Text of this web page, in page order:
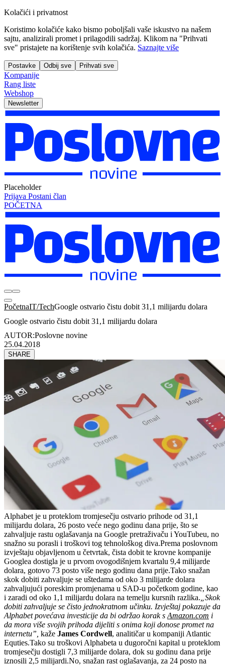
Kolačići i privatnost
Koristimo kolačiće kako bismo poboljšali vaše iskustvo na našem
sajtu, analizirali promet i prilagodili sadržaj. Klikom na "Prihvati
sve" pristajete na korištenje svih kolačića. Saznajte više
Postavke Odbij sve Prihvati sve
Kompanije
Rang liste
Webshop
Newsletter
Placeholder
Prijava Postani član
POČETNA
PočetnaIT/TechGoogle ostvario čistu dobit 31,1 milijardu dolara
Google ostvario čistu dobit 31,1 milijardu dolara
AUTOR:Poslovne novine
25.04.2018
SHARE
Alphabet je u proteklom tromjesečju ostvario prihode od 31,1
milijardu dolara, 26 posto veće nego godinu dana prije, što se
zahvaljuje rastu oglašavanja na Google pretraživaču i YouTubeu, no
snažno su porasli i troškovi tog tehnološkog diva.Prema poslovnom
izvještaju objavljenom u četvrtak, čista dobit te krovne kompanije
Googlea dostigla je u prvom ovogodišnjem kvartalu 9,4 milijarde
dolara, gotovo 73 posto više nego godinu dana prije.Tako snažan
skok dobiti zahvaljuje se uštedama od oko 3 milijarde dolara
zahvaljujući poreskim promjenama u SAD-u početkom godine, kao
i zaradi od oko 1,1 milijardu dolara na temelju kursnih razlika. „Skok
dobiti zahvaljuje se čisto jednokratnom učinku. Izvještaj pokazuje da
Alphabet povećava investicije da bi održao korak s Amazon.com i
da mora više svojih prihoda dijeliti s onima koji donose promet na
internetu”, kaže James Cordwell, analitičar u kompaniji Atlantic
Equties.Tako su troškovi Alphabeta u dugoročni kapital u proteklom
tromjesečju dostigli 7,3 milijarde dolara, dok su godinu dana prije
iznosili 2,5 milijardi.No, snažan rast oglašavanja, za 24 posto na